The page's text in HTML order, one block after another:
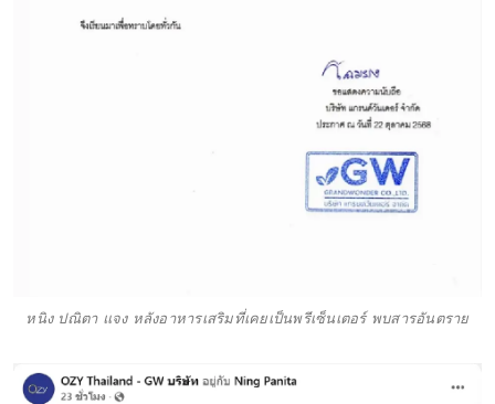
หนิง ปณิตา แจง หลังอาหารเสริมที่เคยเป็นพรีเซ็นเตอร์ พบสารอันตราย